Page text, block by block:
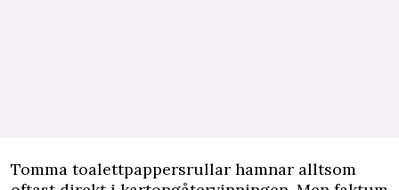
Tomma toalettpappersrullar hamnar alltsom